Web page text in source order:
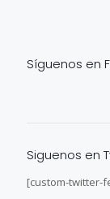
Síguenos en
Siguenos en
[custom-twitter-